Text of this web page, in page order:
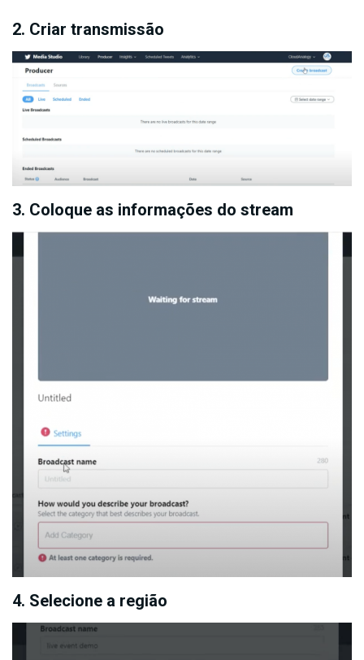
2. Criar transmissão
3. Coloque as informações do stream
4. Selecione a região